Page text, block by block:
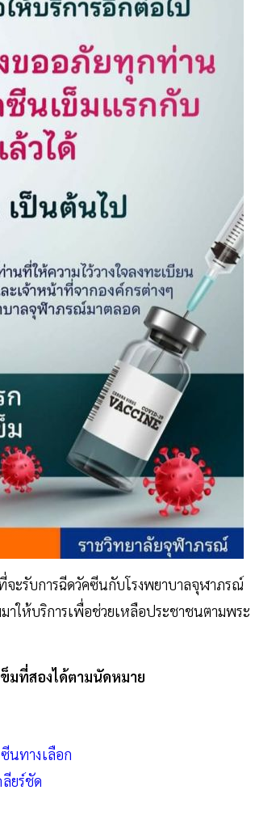
ะรับการฉีดวัคซีนกับโรงพยาบาลจุฬาภรณ์
าให้บริการเพื่อช่วยเหลือประชาชนตามพระ
มที่สองได้ตามนัดหมาย
นทางเลือก
ยร์ชัด